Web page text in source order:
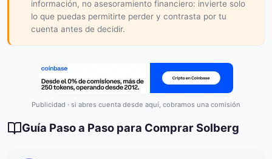
información, no asesoramiento financiero: invierte solo
lo que puedas permitirte perder y contrasta por tu
cuenta antes de decidir.
Publicidad · si abres cuenta desde aquí, cobramos una comisión
Guía Paso a Paso para Comprar Solberg